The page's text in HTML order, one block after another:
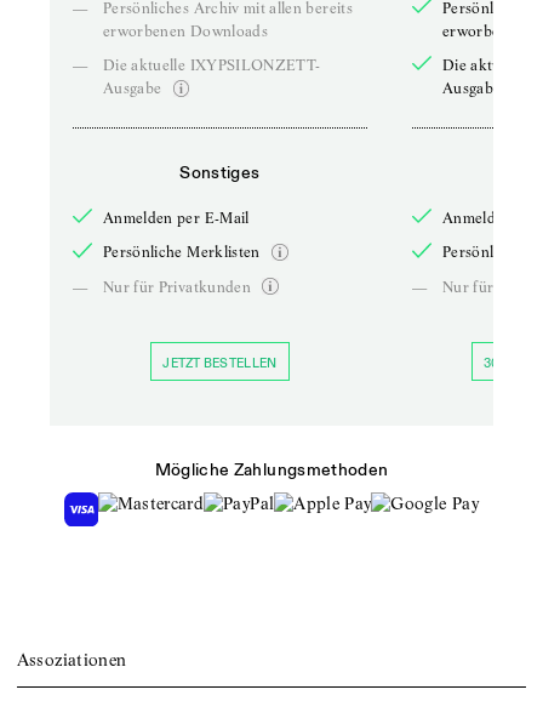
—
Persönliches Archiv mit allen bereits
erworbenen Downloads
—
Die aktuelle IXYPSILONZETT-
Ausgabe
Sonstiges
Anmelden per E-Mail
Persönliche Merklisten
—
Nur für Privatkunden
JETZT BESTELLEN
Persönliches
erworbenen
Die aktuelle
Ausgabe
Anmelden
Persönliche
—
Nur für
30 TAGE
Mögliche Zahlungsmethoden
Assoziationen